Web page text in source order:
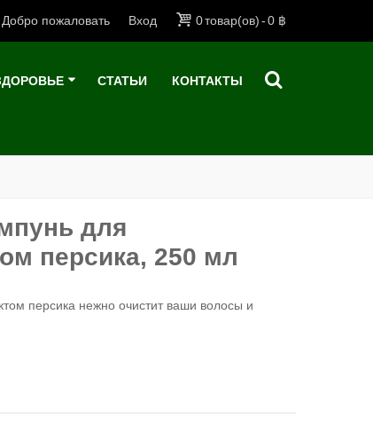
0товар(ов)-0 ฿
Добро пожаловать Вход
СТАТЬИ КОНТАКТЫ
для
персика, 250 мл
персика нежно очистит ваши волосы и